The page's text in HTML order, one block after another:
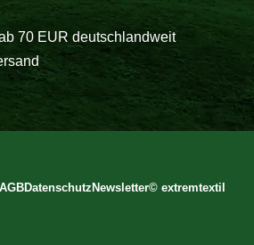
70 EUR deutschlandweit
AGBDatenschutzNewsletter© extremtextil